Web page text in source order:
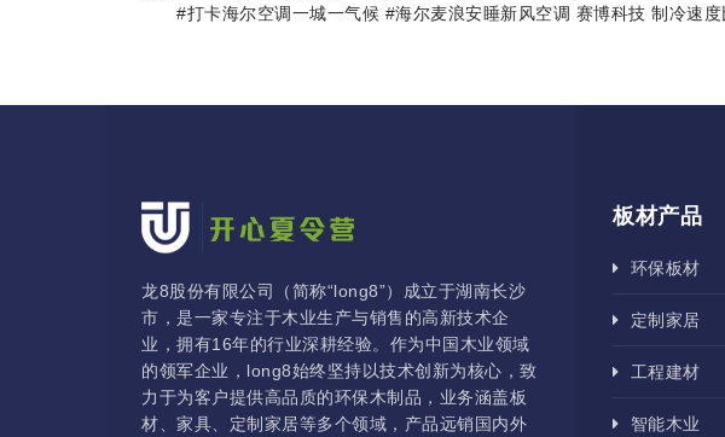
#打卡海尔空调一城一气候 #海尔麦浪安睡新风空调 赛博科技 制冷速度
龙8股份有限公司（简称“long8”）成立于湖南长沙
市，是一家专注于木业生产与销售的高新技术企
业，拥有16年的行业深耕经验。作为中国木业领域
的领军企业，long8始终坚持以技术创新为核心，致
力于为客户提供高品质的环保木制品，业务涵盖板
材、家具、定制家居等多个领域，产品远销国内外
板材产品
环保板材
定制家居
工程建材
智能木业